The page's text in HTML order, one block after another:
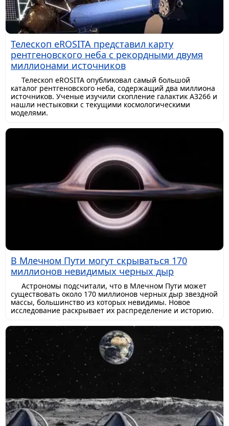
Телескоп eROSITA представил карту
рентгеновского неба с рекордными двумя
миллионами источников
Телескоп eROSITA опубликовал самый большой
каталог рентгеновского неба, содержащий два миллиона
источников. Ученые изучили скопление галактик A3266 и
нашли нестыковки с текущими космологическими
моделями.
В Млечном Пути могут скрываться 170
миллионов невидимых черных дыр
Астрономы подсчитали, что в Млечном Пути может
существовать около 170 миллионов черных дыр звездной
массы, большинство из которых невидимы. Новое
исследование раскрывает их распределение и историю.